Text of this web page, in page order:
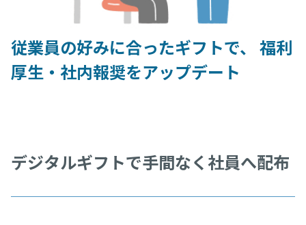
従業員の好みに合ったギフトで、 福利
厚生・社内報奨をアップデート
デジタルギフトで手間なく社員へ配布